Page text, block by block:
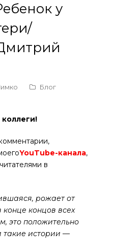
у
Блог
YouTube-канала,
в
рожает от
концов всех
это положительно
истории —